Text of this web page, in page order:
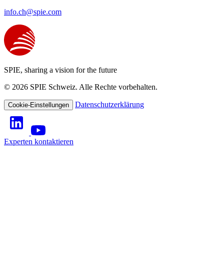
info.ch@spie.com
SPIE, sharing a vision for the future
© 2026 SPIE Schweiz. Alle Rechte vorbehalten.
Cookie-Einstellungen Datenschutzerklärung
Experten kontaktieren